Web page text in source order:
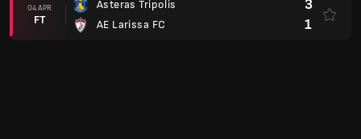
04 APR
FT
Asteras Tripolis
AE Larissa FC
3
1